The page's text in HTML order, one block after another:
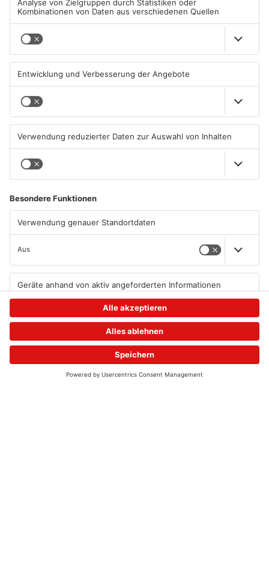
04.08.2026, 06:36 UHR IN
ASCHAFFENBURG
01.08.2026, 14:33 UHR IN
ASCHAFFENBURG